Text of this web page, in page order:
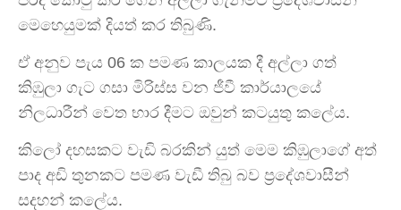
මෙහෙයුමක් දියත් කර තිබුණි.
ඒ අනුව පැය 06 ක පමණ කාලයක දී අල්ලා ගත්
කිඹුලා ගැට ගසා මිරිස්ස වන ජීවී කාර්යාලයේ
නිලධාරීන් වෙත භාර දීමට ඔවුන් කටයුතු කලේය.
කිලෝ දහසකට වැඩි බරකින් යුත් මෙම කිඹුලාගේ අත්
පාද අඩි තුනකට පමණ වැඩී තිබු බව ප්‍රදේශවාසීන්
සදහන් කලේය.